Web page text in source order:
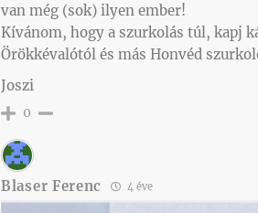
van még (sok) ilyen ember!
Kívánom, hogy a szurkolás túl, kapj
Örökkévalótól és más Honvéd
Joszi
0
Blaser Ferenc 4 éve